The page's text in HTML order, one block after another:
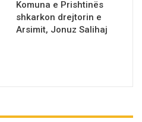
Komuna e Prishtinës
shkarkon drejtorin e
Arsimit, Jonuz Salihaj